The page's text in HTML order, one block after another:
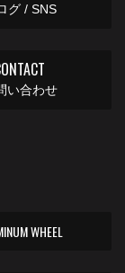
グ / SNS
い合わせ
WHEEL